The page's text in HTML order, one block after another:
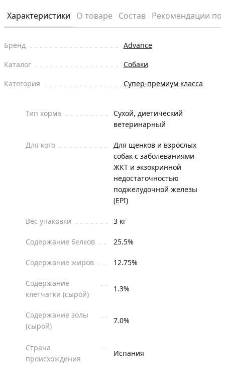
Характеристики О товаре Состав Рекомендации
Бренд
Advance
Каталог
Собаки
Категория
Супер-премиум класса
Тип корма
Сухой, диетический
ветеринарный
Для кого
Для щенков и взрослых
собак с заболеваниями
ЖКТ и экзокринной
недостаточностью
поджелудочной железы
(EPI)
Вес упаковки 3 кг
Содержание белков 25.5%
Содержание жиров 12.75%
Содержание
клетчатки (сырой)
1.3%
Содержание золы
(сырой)
7.0%
Страна
происхождения
Испания